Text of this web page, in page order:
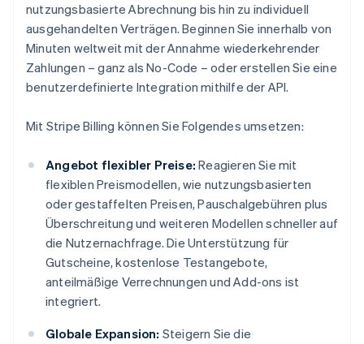
nutzungsbasierte Abrechnung bis hin zu individuell
ausgehandelten Verträgen. Beginnen Sie innerhalb von
Minuten weltweit mit der Annahme wiederkehrender
Zahlungen – ganz als No-Code – oder erstellen Sie eine
benutzerdefinierte Integration mithilfe der API.
Mit Stripe Billing können Sie Folgendes umsetzen:
Angebot flexibler Preise: Reagieren Sie mit
flexiblen Preismodellen, wie nutzungsbasierten
oder gestaffelten Preisen, Pauschalgebühren plus
Überschreitung und weiteren Modellen schneller auf
die Nutzernachfrage. Die Unterstützung für
Gutscheine, kostenlose Testangebote,
anteilmäßige Verrechnungen und Add-ons ist
integriert.
Globale Expansion: Steigern Sie die